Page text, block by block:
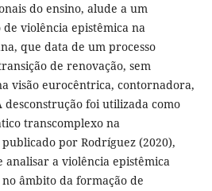
do ensino, alude a um
violência epistêmica na
que data de um processo
de renovação, sem
visão eurocêntrica, contornadora,
desconstrução foi utilizada como
transcomplexo na
por Rodríguez (2020),
analisar a violência epistêmica
âmbito da formação de